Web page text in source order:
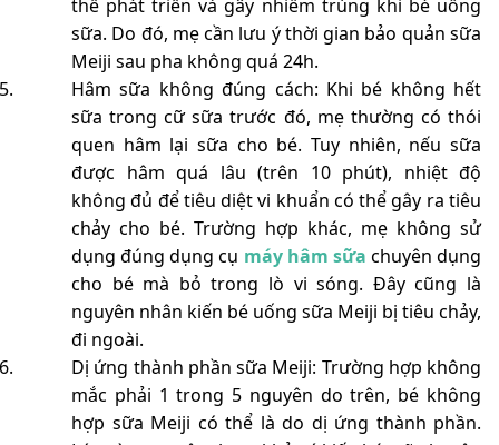
thể phát triển và gây nhiễm trùng khi bé uống
sữa. Do đó, mẹ cần lưu ý thời gian bảo quản sữa
Meiji sau pha không quá 24h.
Hâm sữa không đúng cách: Khi bé không hết
sữa trong cữ sữa trước đó, mẹ thường có thói
quen hâm lại sữa cho bé. Tuy nhiên, nếu sữa
được hâm quá lâu (trên 10 phút), nhiệt độ
không đủ để tiêu diệt vi khuẩn có thể gây ra tiêu
chảy cho bé. Trường hợp khác, mẹ không sử
dụng đúng dụng cụ máy hâm sữa chuyên dụng
cho bé mà bỏ trong lò vi sóng. Đây cũng là
nguyên nhân kiến bé uống sữa Meiji bị tiêu chảy,
đi ngoài.
Dị ứng thành phần sữa Meiji: Trường hợp không
mắc phải 1 trong 5 nguyên do trên, bé không
hợp sữa Meiji có thể là do dị ứng thành phần.